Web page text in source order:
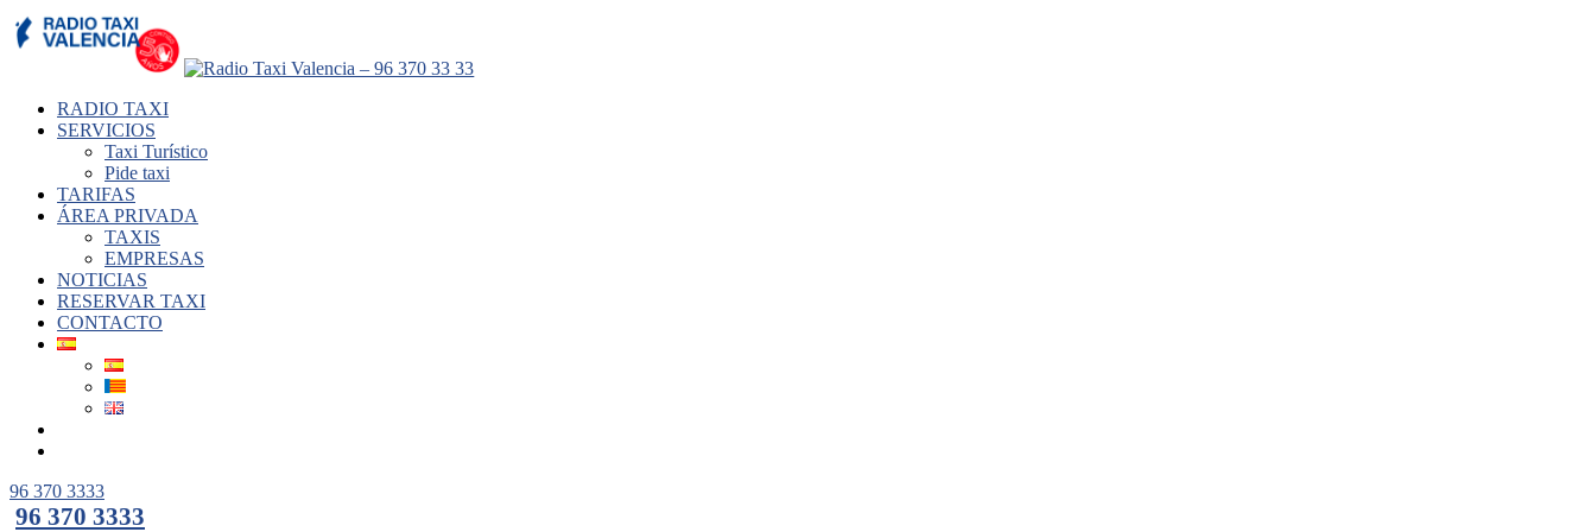
RADIO TAXI
SERVICIOS
Taxi Turístico
Pide taxi
TARIFAS
ÁREA PRIVADA
TAXIS
EMPRESAS
NOTICIAS
RESERVAR TAXI
CONTACTO
96 370 3333
96 370 3333